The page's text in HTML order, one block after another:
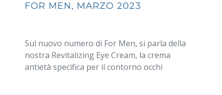
FOR MEN, MARZO 2023
Sul nuovo numero di For Men, si parla della
nostra Revitalizing Eye Cream, la crema
antietà specifica per il contorno occhi